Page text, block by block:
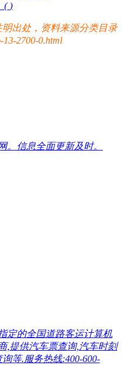
( )
出处，资料来源分类目录
13-2700-0.html
。信息全面更新及时。
定的全国道路客运计算机
,提供汽车票查询,汽车时刻
等.服务热线:400-600-